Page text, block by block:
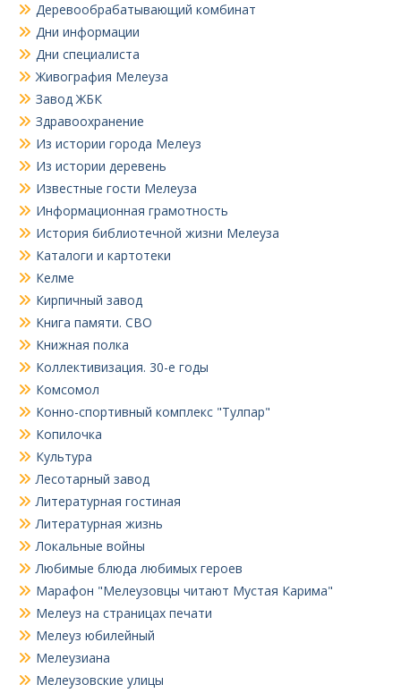
Деревообрабатывающий комбинат
Дни информации
Дни специалиста
Живография Мелеуза
Завод ЖБК
Здравоохранение
Из истории города Мелеуз
Из истории деревень
Известные гости Мелеуза
Информационная грамотность
История библиотечной жизни Мелеуза
Каталоги и картотеки
Келме
Кирпичный завод
Книга памяти. СВО
Книжная полка
Коллективизация. 30-е годы
Комсомол
Конно-спортивный комплекс "Тулпар"
Копилочка
Культура
Лесотарный завод
Литературная гостиная
Литературная жизнь
Локальные войны
Любимые блюда любимых героев
Марафон "Мелеузовцы читают Мустая Карима"
Мелеуз на страницах печати
Мелеуз юбилейный
Мелеузиана
Мелеузовские улицы